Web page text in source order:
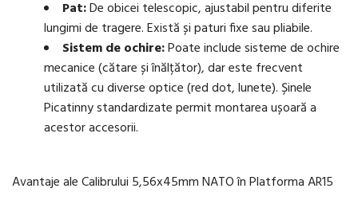
Pat:De obicei telescopic, ajustabil pentru diferite
lungimi de tragere. Există și paturi fixe sau pliabile.
Sistem de ochire:Poate include sisteme de ochire
mecanice (cătare și înălțător), dar este frecvent
utilizată cu diverse optice (red dot, lunete). Șinele
Picatinny standardizate permit montarea ușoară a
acestor accesorii.
Avantaje ale Calibrului 5,56x45mm NATO în Platforma AR15